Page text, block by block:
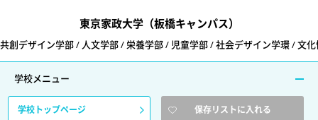
東京家政大学（板橋キャンパス）
共創デザイン学部 / 人文学部 / 栄養学部 / 児童学部 / 社会デザイン学環 / 文
学校メニュー
学校トップページ 保存リストに入れる